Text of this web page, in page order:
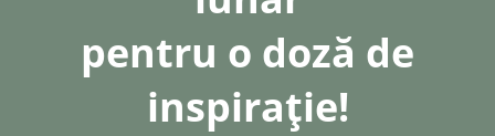
pentru o doză de
inspirație!